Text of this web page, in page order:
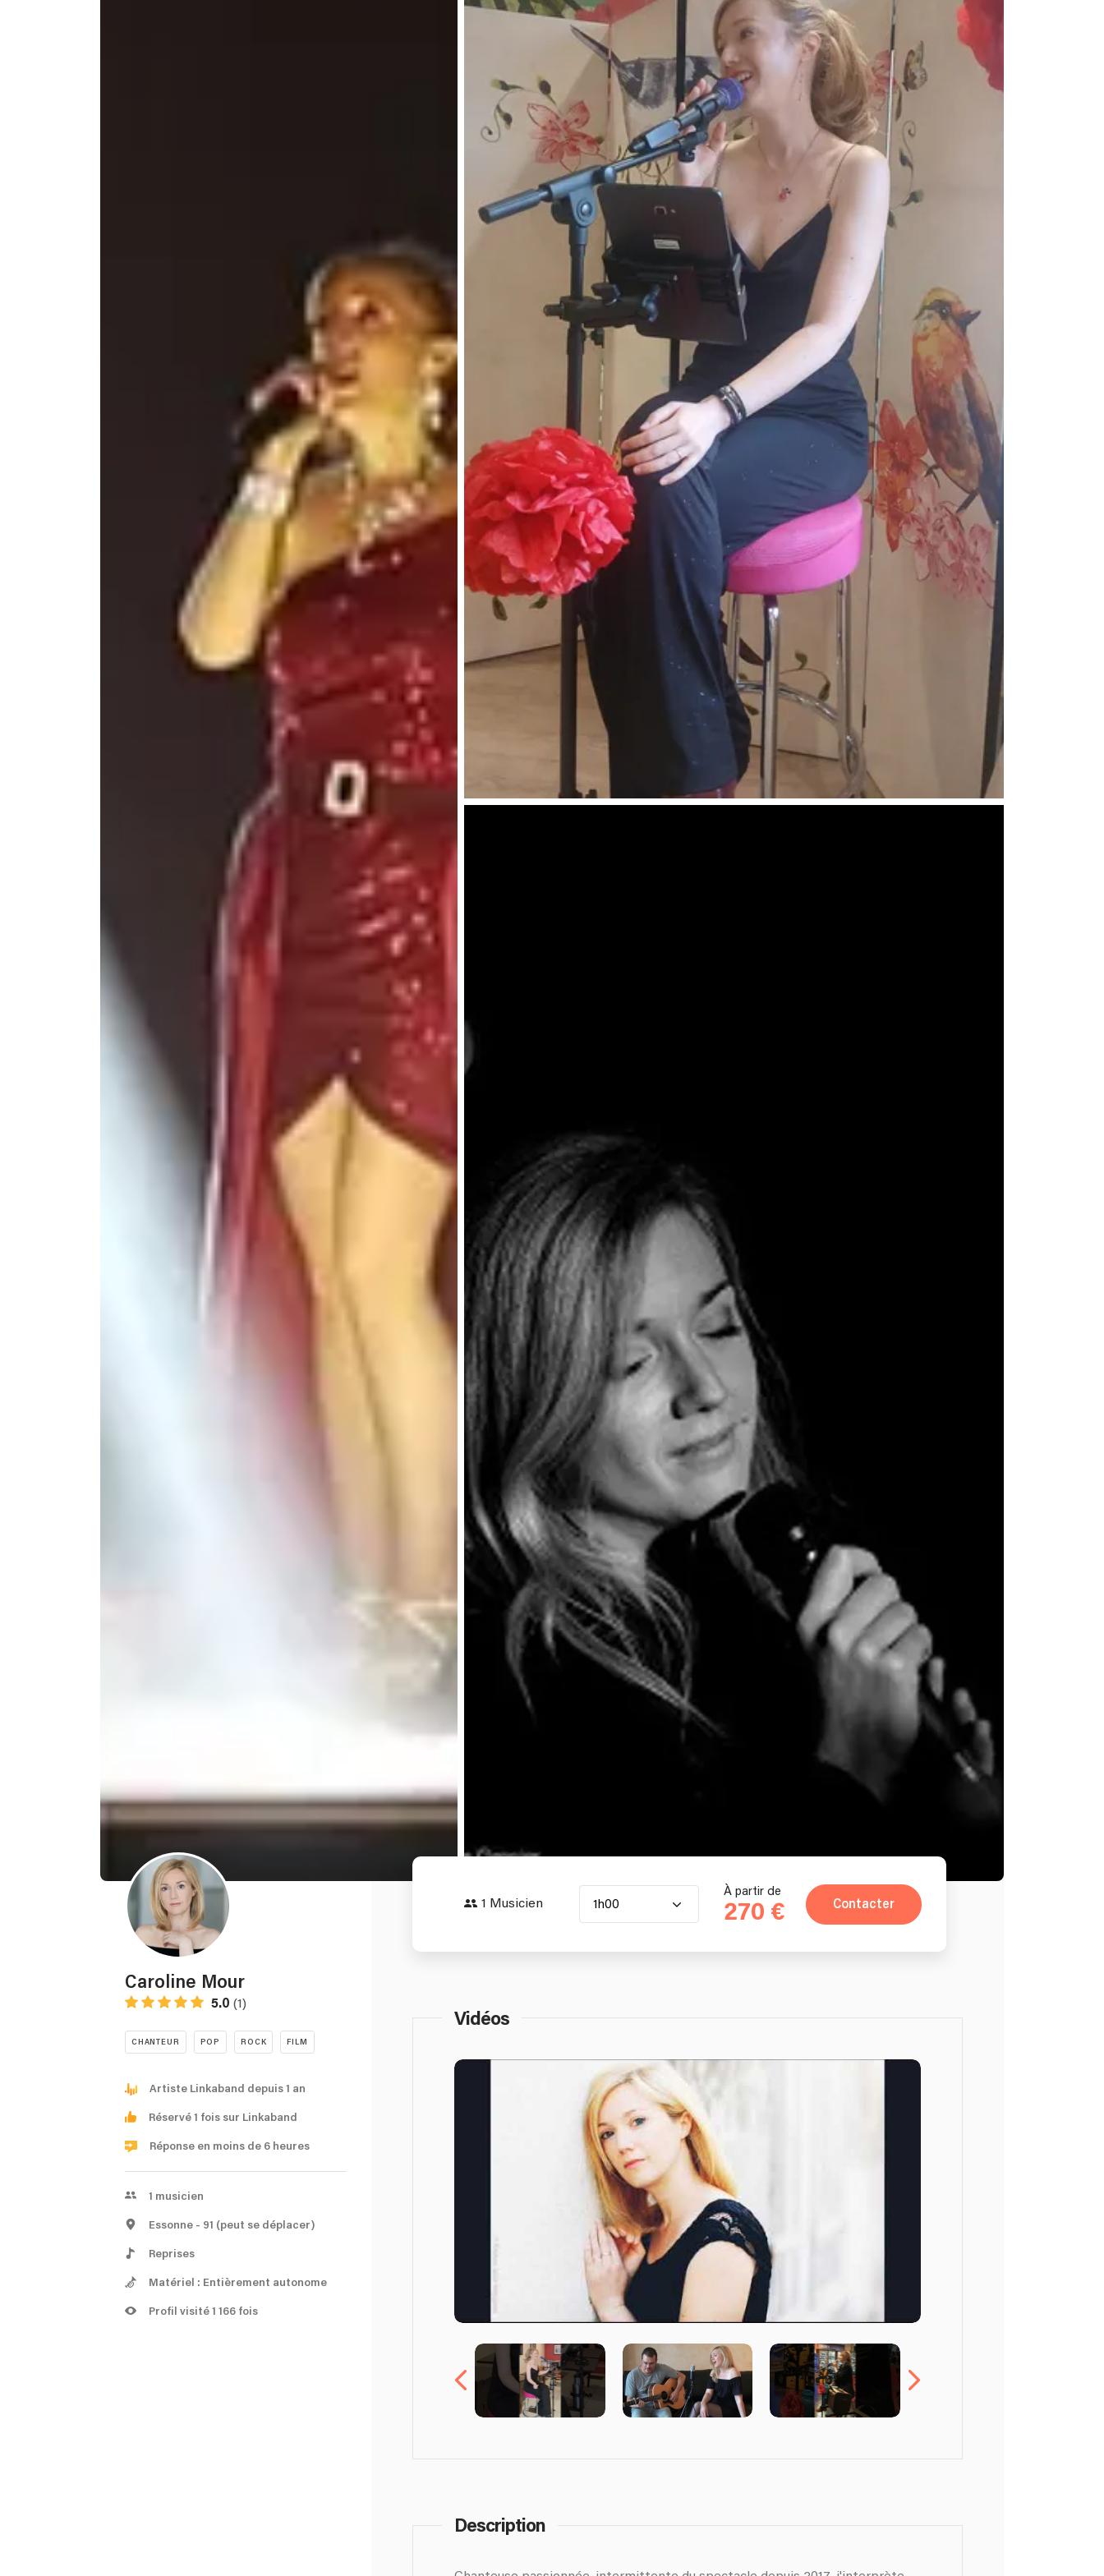
Caroline Mour
5.0 (1)
CHANTEUR POP ROCK FILM
Artiste Linkaband depuis 1 an
Réservé 1 fois sur Linkaband
Réponse en moins de 6 heures
1 musicien
Essonne - 91 (peut se déplacer)
Reprises
Matériel : Entièrement autonome
Profil visité 1 166 fois
1 Musicien 1h00
À partir de
270 € Contacter
Vidéos
Description